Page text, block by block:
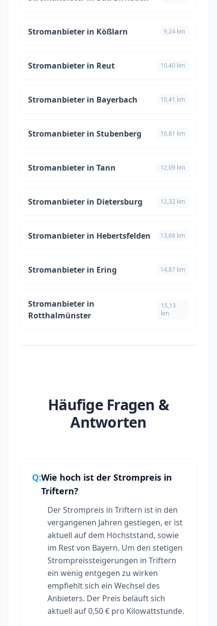
Stromanbieter in Kößlarn 9,24 km
Stromanbieter in Reut 10,40 km
Stromanbieter in Bayerbach 10,41 km
Stromanbieter in Stubenberg 10,81 km
Stromanbieter in Tann 12,09 km
Stromanbieter in Dietersburg 12,32 km
Stromanbieter in Hebertsfelden 13,68 km
Stromanbieter in Ering 14,87 km
Stromanbieter in
Rotthalmünster
15,13
km
Häufige Fragen &
Antworten
Q:Wie hoch ist der Strompreis in
Triftern?
Der Strompreis in Triftern ist in den
vergangenen Jahren gestiegen, er ist
aktuell auf dem Höchststand, sowie
im Rest von Bayern. Um den stetigen
Strompreissteigerungen in Triftern
ein wenig entgegen zu wirken
empfiehlt sich ein Wechsel des
Anbieters. Der Preis beläuft sich
aktuell auf 0,50 € pro Kilowattstunde.